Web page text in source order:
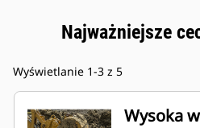
Najważniejsze
Wyświetlanie 1-3 z 5
Wysoka